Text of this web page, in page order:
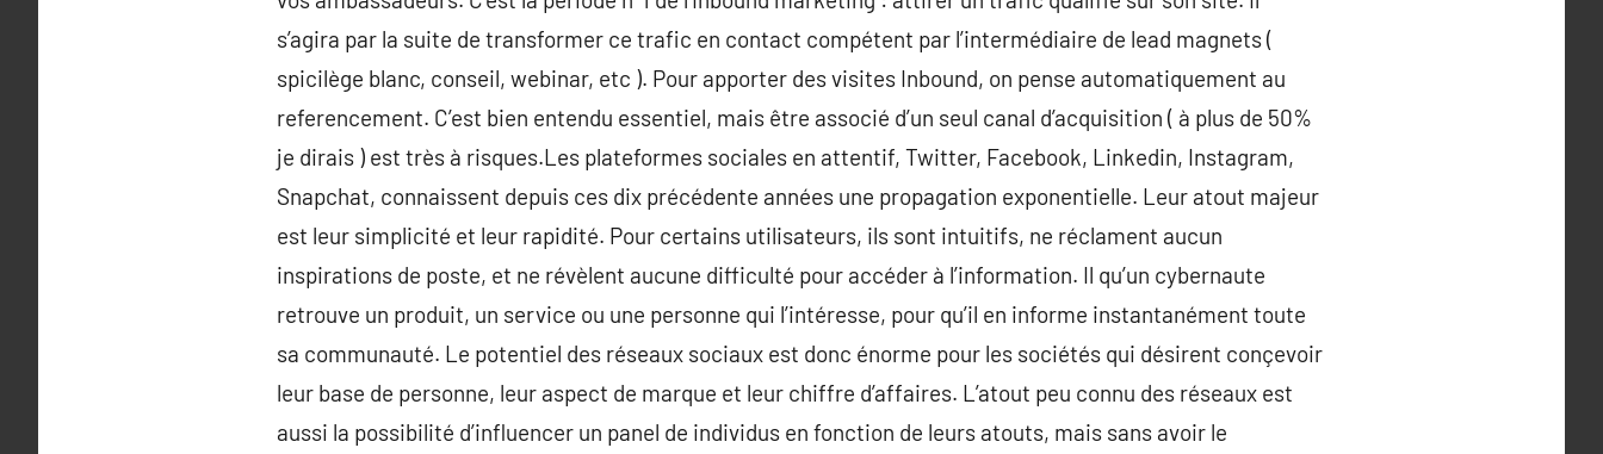
s’agira par la suite de transformer ce trafic en contact compétent par l’intermédiaire de lead magnets (
spicilège blanc, conseil, webinar, etc ). Pour apporter des visites Inbound, on pense automatiquement au
referencement. C’est bien entendu essentiel, mais être associé d’un seul canal d’acquisition ( à plus de 50%
je dirais ) est très à risques.Les plateformes sociales en attentif, Twitter, Facebook, Linkedin, Instagram,
Snapchat, connaissent depuis ces dix précédente années une propagation exponentielle. Leur atout majeur
est leur simplicité et leur rapidité. Pour certains utilisateurs, ils sont intuitifs, ne réclament aucun
inspirations de poste, et ne révèlent aucune difficulté pour accéder à l’information. Il qu’un cybernaute
retrouve un produit, un service ou une personne qui l’intéresse, pour qu’il en informe instantanément toute
sa communauté. Le potentiel des réseaux sociaux est donc énorme pour les sociétés qui désirent conçevoir
leur base de personne, leur aspect de marque et leur chiffre d’affaires. L’atout peu connu des réseaux est
aussi la possibilité d’influencer un panel de individus en fonction de leurs atouts, mais sans avoir le